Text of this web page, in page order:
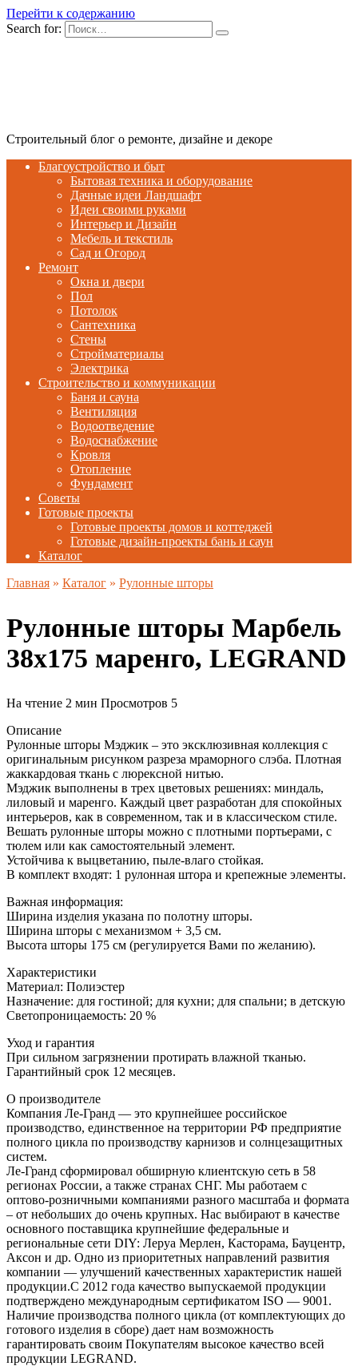
Перейти к содержанию
Search for:
Строительный блог о ремонте, дизайне и декоре
Благоустройство и быт
Бытовая техника и оборудование
Дачные идеи Ландшафт
Идеи своими руками
Интерьер и Дизайн
Мебель и текстиль
Сад и Огород
Ремонт
Окна и двери
Пол
Потолок
Сантехника
Стены
Стройматериалы
Электрика
Строительство и коммуникации
Баня и сауна
Вентиляция
Водоотведение
Водоснабжение
Кровля
Отопление
Фундамент
Советы
Готовые проекты
Готовые проекты домов и коттеджей
Готовые дизайн-проекты бань и саун
Каталог
Главная » Каталог » Рулонные шторы
Рулонные шторы Марбель
38х175 маренго, LEGRAND
На чтение 2 мин Просмотров 5
Описание
Рулонные шторы Мэджик – это эксклюзивная коллекция с
оригинальным рисунком разреза мраморного слэба. Плотная
жаккардовая ткань с люрексной нитью.
Мэджик выполнены в трех цветовых решениях: миндаль,
лиловый и маренго. Каждый цвет разработан для спокойных
интерьеров, как в современном, так и в классическом стиле.
Вешать рулонные шторы можно с плотными портьерами, с
тюлем или как самостоятельный элемент.
Устойчива к выцветанию, пыле-влаго стойкая.
В комплект входят: 1 рулонная штора и крепежные элементы.
Важная информация:
Ширина изделия указана по полотну шторы.
Ширина шторы с механизмом + 3,5 см.
Высота шторы 175 см (регулируется Вами по желанию).
Характеристики
Материал: Полиэстер
Назначение: для гостиной; для кухни; для спальни; в детскую
Светопроницаемость: 20 %
Уход и гарантия
При сильном загрязнении протирать влажной тканью.
Гарантийный срок 12 месяцев.
О производителе
Компания Ле-Гранд — это крупнейшее российское
производство, единственное на территории РФ предприятие
полного цикла по производству карнизов и солнцезащитных
систем.
Ле-Гранд сформировал обширную клиентскую сеть в 58
регионах России, а также странах СНГ. Мы работаем с
оптово-розничными компаниями разного масштаба и формата
– от небольших до очень крупных. Нас выбирают в качестве
основного поставщика крупнейшие федеральные и
региональные сети DIY: Леруа Мерлен, Касторама, Бауцентр,
Аксон и др. Одно из приоритетных направлений развития
компании — улучшений качественных характеристик нашей
продукции.С 2012 года качество выпускаемой продукции
подтверждено международным сертификатом ISO — 9001.
Наличие производства полного цикла (от комплектующих до
готового изделия в сборе) дает нам возможность
гарантировать своим Покупателям высокое качество всей
продукции LEGRAND.